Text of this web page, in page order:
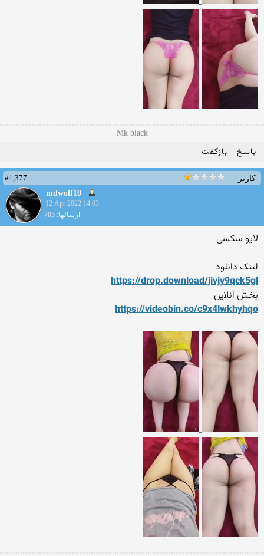
Mk black
پاسخ بازگفت
کاربر
#1,377
mdwolf10
12 Apr 2022 14:03
ارسالها: 705
لایو سکسی
لینک دانلود
https://drop.download/jivjy9qck5gl
بخش آنلاین
https://videobin.co/c9x4lwkhyhqo